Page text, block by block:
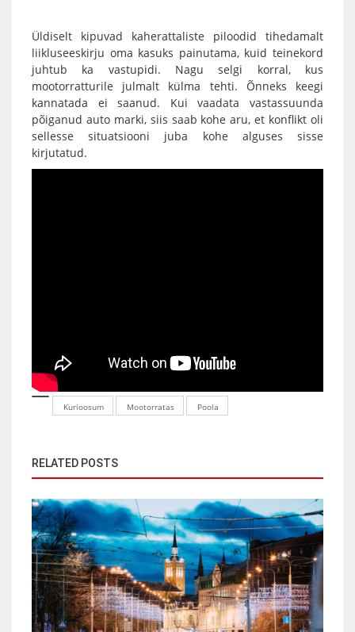
Üldiselt kipuvad kaherattaliste piloodid tihedamalt
liikluseeskirju oma kasuks painutama, kuid teinekord
juhtub ka vastupidi. Nagu selgi korral, kus
mootorratturile julmalt külma tehti. Õnneks keegi
kannatada ei saanud. Kui vaadata vastassuunda
põiganud auto marki, siis saab kohe aru, et konflikt oli
sellesse situatsiooni juba kohe alguses sisse
kirjutatud.
Kurioosum Mootorratas Poola
RELATED POSTS